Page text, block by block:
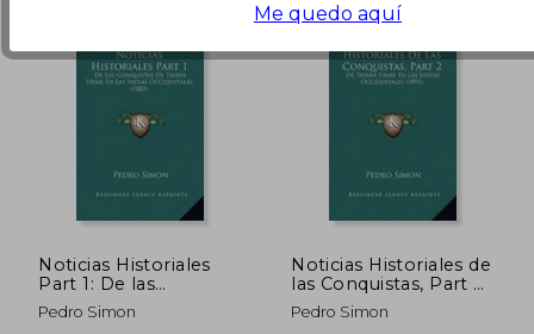
Noticias Historiales
Part 1: De las
Conquistas de Tierra
Firme en las Indias
Pedro Simon
Noticias Historiales de
las Conquistas, Part 2:
De Tierra Firme en las
Indias Occidentales
Pedro Simon
Me quedo aquí